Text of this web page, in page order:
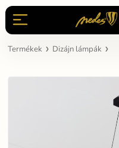
Termékek Dizájn lámpák